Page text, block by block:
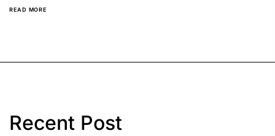
READ MORE
Recent Post